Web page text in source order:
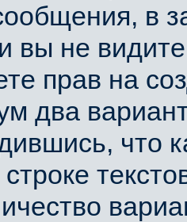
в
вы не
прав на
два
что